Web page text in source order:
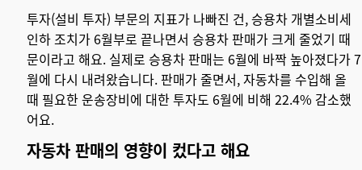
투자(설비 투자) 부문의 지표가 나빠진 건, 승용차 개별소비세
인하 조치가 6월부로 끝나면서 승용차 판매가 크게 줄었기 때
문이라고 해요. 실제로 승용차 판매는 6월에 바짝 높아졌다가 7
월에 다시 내려왔습니다. 판매가 줄면서, 자동차를 수입해 올
때 필요한 운송장비에 대한 투자도 6월에 비해 22.4% 감소했
어요.
자동차 판매의 영향이 컸다고 해요